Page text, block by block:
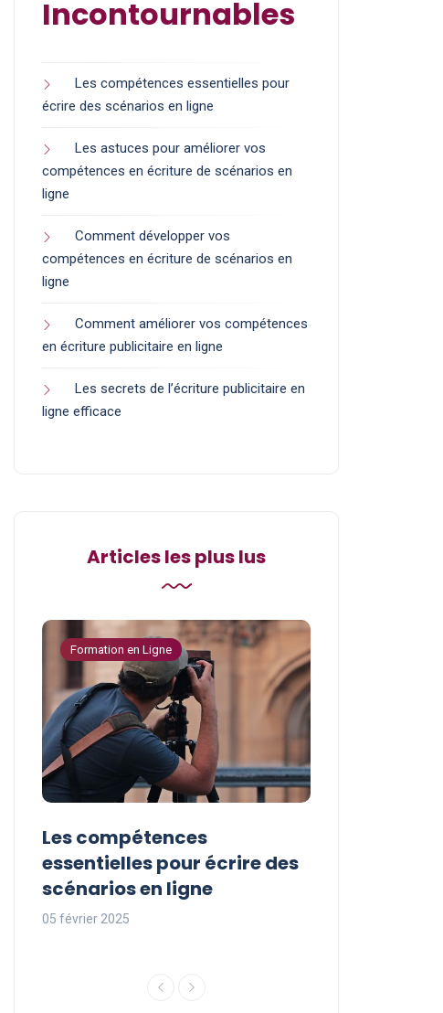
Incontournables
Les compétences essentielles pour
écrire des scénarios en ligne
Les astuces pour améliorer vos
compétences en écriture de scénarios en
ligne
Comment développer vos
compétences en écriture de scénarios en
ligne
Comment améliorer vos compétences
en écriture publicitaire en ligne
Les secrets de l’écriture publicitaire en
ligne efficace
Articles les plus lus
Formation en Ligne
Les compétences
essentielles pour écrire des
scénarios en ligne
05 février 2025